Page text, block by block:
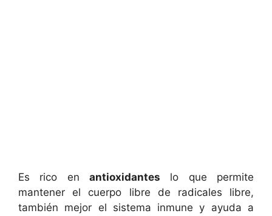
Es rico en antioxidantes lo que permite
mantener el cuerpo libre de radicales libre,
también mejor el sistema inmune y ayuda a